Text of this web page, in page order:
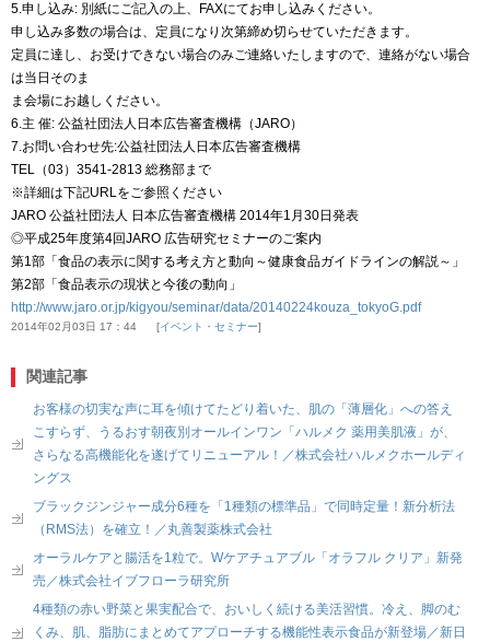
5.申し込み: 別紙にご記入の上、FAXにてお申し込みください。
申し込み多数の場合は、定員になり次第締め切らせていただきます。
定員に達し、お受けできない場合のみご連絡いたしますので、連絡がない場合
は当日そのま
ま会場にお越しください。
6.主 催: 公益社団法人日本広告審査機構（JARO）
7.お問い合わせ先:公益社団法人日本広告審査機構
TEL（03）3541-2813 総務部まで
※詳細は下記URLをご参照ください
JARO 公益社団法人 日本広告審査機構 2014年1月30日発表
◎平成25年度第4回JARO 広告研究セミナーのご案内
第1部「食品の表示に関する考え方と動向～健康食品ガイドラインの解説～」
第2部「食品表示の現状と今後の動向」
http://www.jaro.or.jp/kigyou/seminar/data/20140224kouza_tokyoG.pdf
2014年02月03日 17：44 イベント・セミナー
関連記事
お客様の切実な声に耳を傾けてたどり着いた、肌の「薄層化」への答え
こすらず、うるおす朝夜別オールインワン「ハルメク 薬用美肌液」が、
さらなる高機能化を遂げてリニューアル！／株式会社ハルメクホールディ
ングス
ブラックジンジャー成分6種を「1種類の標準品」で同時定量！新分析法
（RMS法）を確立！／丸善製薬株式会社
オーラルケアと腸活を1粒で。Wケアチュアブル「オラフル クリア」新発
売／株式会社イブフローラ研究所
4種類の赤い野菜と果実配合で、おいしく続ける美活習慣。冷え、脚のむ
くみ、肌、脂肪にまとめてアプローチする機能性表示食品が新登場／新日